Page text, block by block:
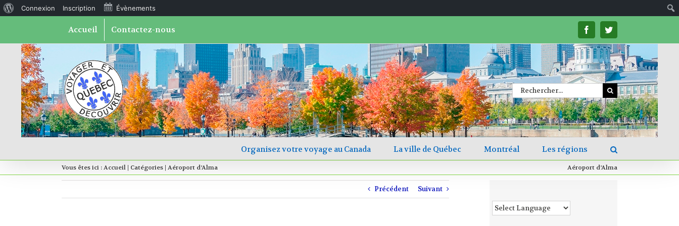
WordPress
Connexion Inscription Évènements
Accueil Contactez-nous facebooktwitter
Rechercher
Rechercher
Organisez votre voyage au Canada La ville de Québec Montréal Les régions
Aéroport d’Alma
Vous êtes ici :Accueil | Catégories | Aéroport d’Alma
Précédent Suivant